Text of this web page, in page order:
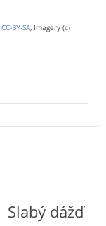
CC-BY-SA, Imagery (c)
Slabý dážď